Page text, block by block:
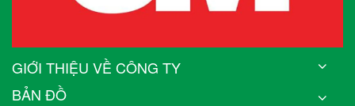
GIỚI THIỆU VỀ CÔNG TY
BẢN ĐỒ